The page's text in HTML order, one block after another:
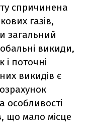
спричинена
газів,
загальний
викиди,
і поточні
викидів є
особливості
що мало місце